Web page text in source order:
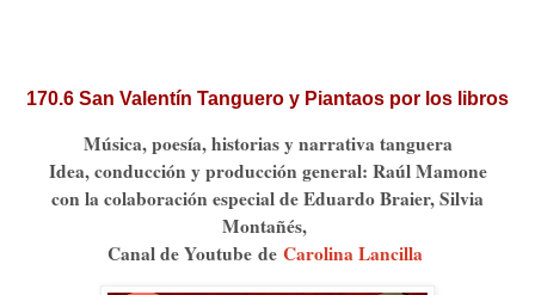
170.6 San Valentín Tanguero y Piantaos por los libros
Música, poesía, historias y narrativa tanguera
Idea, conducción y producción general: Raúl Mamone
con la colaboración especial de Eduardo Braier, Silvia
Montañés,
Canal de Youtube de Carolina Lancilla